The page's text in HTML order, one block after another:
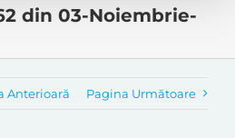
din 03-Noiembrie-
Anterioară Pagina Următoare